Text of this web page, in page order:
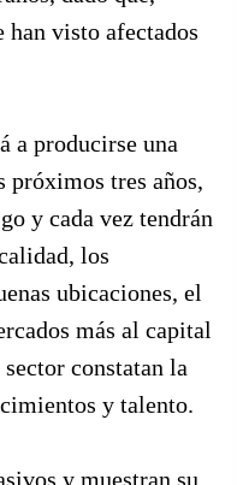
han visto afectados
a producirse una
próximos tres años,
y cada vez tendrán
los
ubicaciones, el
más al capital
constatan la
y talento.
y muestran su